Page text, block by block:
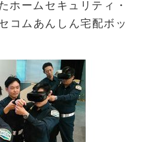
ホームセキュリティ・
コムあんしん宅配ボッ